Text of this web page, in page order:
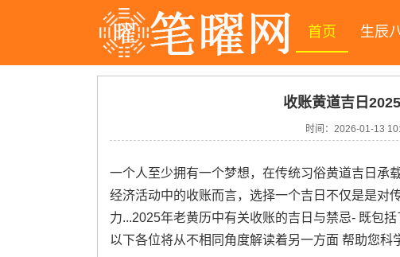
首页 生辰
收账黄道吉日
时间： 2026-01-13
一个人至少拥有一个梦想，在传统习俗黄道吉日承
经济活动中的收账而言，选择一个吉日不仅是是对
力...2025年老黄历中有关收账的吉日与禁忌- 既包
以下各位将从不相同角度解读着另一方面 帮助您科